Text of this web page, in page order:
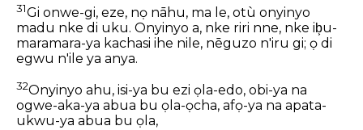
31Gi onwe-gi, eze, nọ nāhu, ma le, otù onyinyo
madu nke di uku. Onyinyo a, nke riri nne, nke ib͕u-
maramara-ya kachasi ihe nile, nēguzo n'iru gi; ọ di
egwu n'ile ya anya.
32Onyinyo ahu, isi-ya bu ezi ọla-edo, obi-ya na
ogwe-aka-ya abua bu ọla-ọcha, afọ-ya na apata-
ukwu-ya abua bu ọla,